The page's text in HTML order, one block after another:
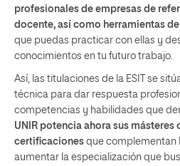
profesionales de empresas de
docente, así como herramientas
que puedas practicar con ellas y
conocimientos en tu futuro trabajo.
Así, las titulaciones de la ESIT se
técnica para dar respuesta
competencias y habilidades que
UNIR potencia ahora sus másteres
certificaciones que complementan
aumentar la especialización que